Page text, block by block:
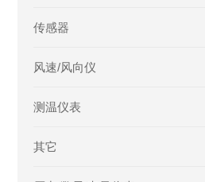
传感器
风速/风向仪
测温仪表
其它